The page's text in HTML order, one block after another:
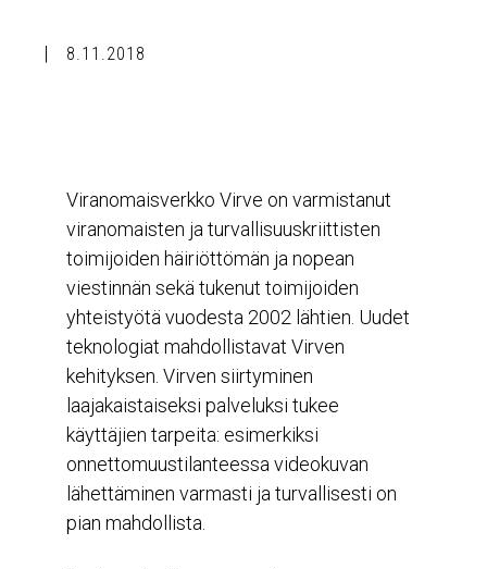
8.11.2018
Viranomaisverkko Virve on varmistanut
viranomaisten ja turvallisuuskriittisten
toimijoiden häiriöttömän ja nopean
viestinnän sekä tukenut toimijoiden
yhteistyötä vuodesta 2002 lähtien. Uudet
teknologiat mahdollistavat Virven
kehityksen. Virven siirtyminen
laajakaistaiseksi palveluksi tukee
käyttäjien tarpeita: esimerkiksi
onnettomuustilanteessa videokuvan
lähettäminen varmasti ja turvallisesti on
pian mahdollista.